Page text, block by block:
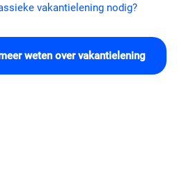
vakantielening nodig?
weten over vakantielening